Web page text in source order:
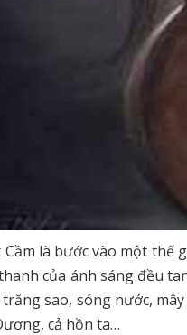
là bước vào một thế
của ánh sáng đều
sao, sóng nước,
cả hồn ta…